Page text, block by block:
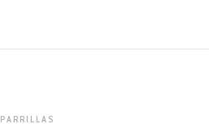
PARRILLAS